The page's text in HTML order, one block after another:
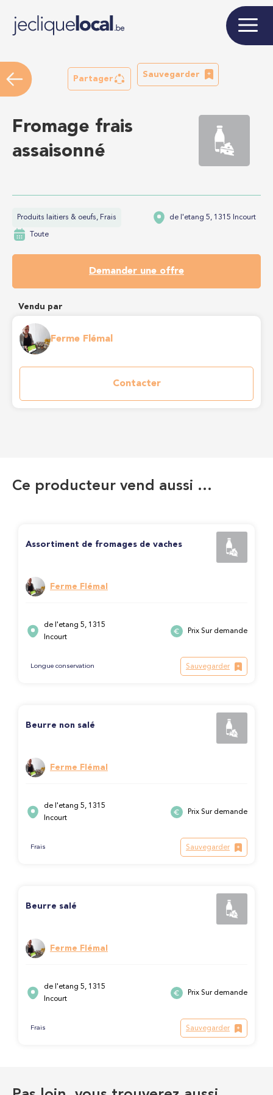
Partager
Sauvegarder
Fromage frais
assaisonné
Produits laitiers & oeufs, Frais de l'etang 5, 1315 Incourt
Toute
Demander une offre
Vendu par
Ferme Flémal
Contacter
Ce producteur vend aussi …
Assortiment de fromages de vaches
Ferme Flémal
de l'etang 5, 1315
Incourt
Prix Sur demande
Longue conservation Sauvegarder
Beurre non salé
Ferme Flémal
de l'etang 5, 1315
Incourt
Prix Sur demande
Frais Sauvegarder
Beurre salé
Ferme Flémal
de l'etang 5, 1315
Incourt
Prix Sur demande
Frais Sauvegarder